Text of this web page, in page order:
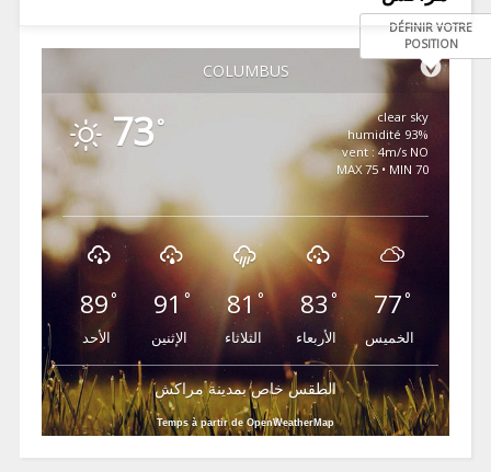
COLUMBUS
DÉFINIR VOTRE
POSITION
73 °
clear sky
93% humidité
vent : 4m/s NO
MAX 75 • MIN 70
89°
الأحد
91°
الإثنين
81°
الثلاثاء
83 °
الأربعاء
77°
الخميس
الطقس خاص بمدينة مراكش
Temps à partir de OpenWeatherMap